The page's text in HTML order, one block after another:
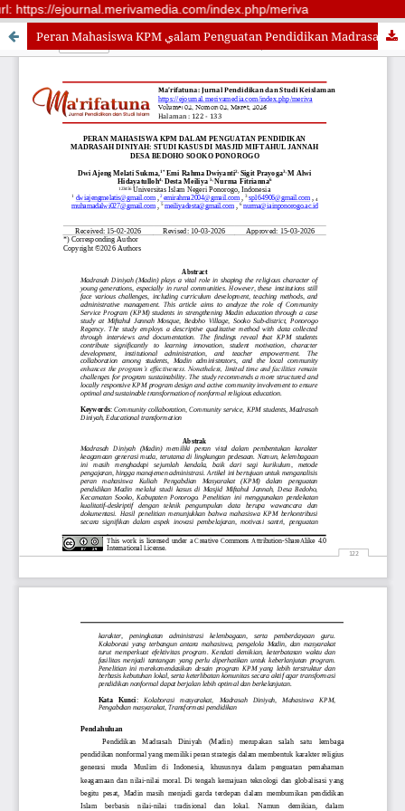
https://ejournal.merivamedia.com/index.php/meriva
Peran Mahasiswa KPM يalam Penguatan Pendidikan Madrasah Diniyah: Studi Kasus di Masjid Miftahul Jannah Desa Bedoho Sooko Ponorogo